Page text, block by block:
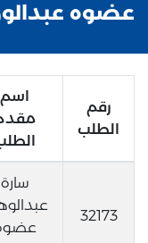
عضوه
رقم
الطلب
اسم
32173
سارة